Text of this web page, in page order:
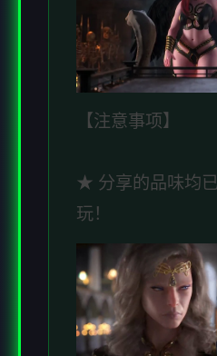
【注意事项】
★ 分享的品味均
玩！